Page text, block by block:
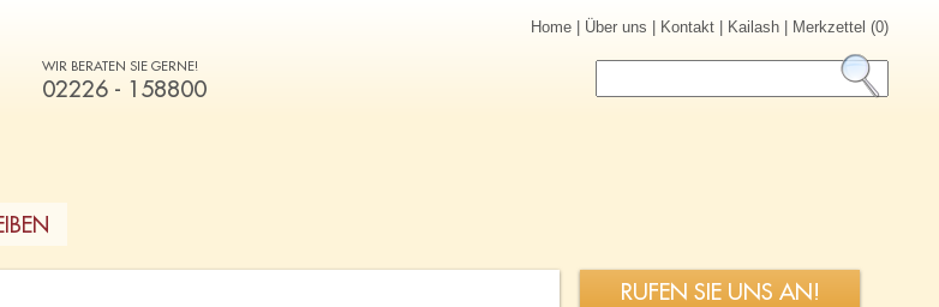
WIR BERATEN SIE GERNE!
02226 - 158800
Home Über uns Kontakt Kailash Merkzettel (0)
RUFEN SIE UNS AN!